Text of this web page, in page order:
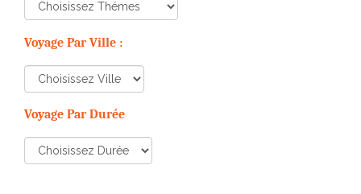
Voyage Par Ville :
Voyage Par Durée